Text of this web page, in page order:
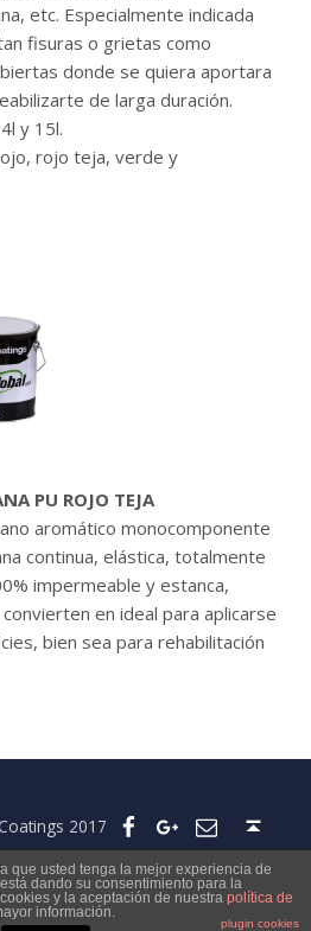
etc. Especialmente indicada
fisuras o grietas como
donde se quiera aportara
de larga duración.
y 15l.
rojo teja, verde y
PU ROJO TEJA
aromático monocomponente
continua, elástica, totalmente
impermeable y estanca,
en ideal para aplicarse
bien sea para rehabilitación
2017 Facebook Google+ Email
que usted tenga la mejor experiencia de
dando su consentimiento para la
y la aceptación de nuestra política de
información.
plugin cookies